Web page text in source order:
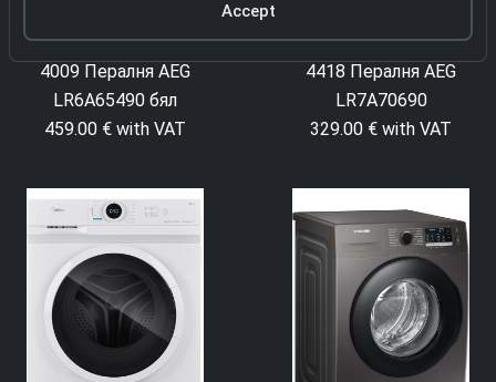
4009 Пералня AEG
LR6A65490 бял
459.00 € with VAT
4418 Пералня AEG
LR7A70690
329.00 € with VAT
Accept